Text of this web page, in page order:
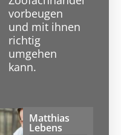
vorbeugen
und mit ihnen
richtig
umgehen
kann.
Matthias
Lebens